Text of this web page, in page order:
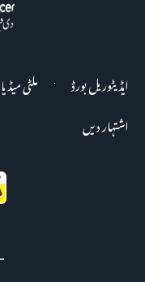
ایڈیٹوریل بورڈ ملٹی میڈیا
اشتہار دیں